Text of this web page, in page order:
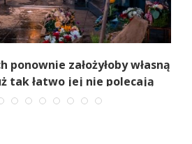
ponownie założyłoby własną
tak łatwo jej nie polecają